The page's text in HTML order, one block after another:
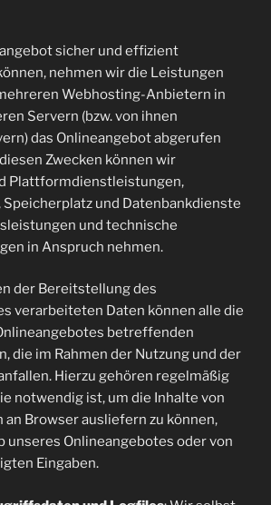
sicher und effizient
nehmen wir die Leistungen
Webhosting-Anbietern in
Servern (bzw. von ihnen
das Onlineangebot abgerufen
Zwecken können wir
Plattformdienstleistungen,
Speicherplatz und Datenbankdienste
und technische
in Anspruch nehmen.
der Bereitstellung des
verarbeiteten Daten können alle die
betreffenden
die im Rahmen der Nutzung und der
Hierzu gehören regelmäßig
notwendig ist, um die Inhalte von
an Browser ausliefern zu können,
unseres Onlineangebotes oder von
Eingaben.